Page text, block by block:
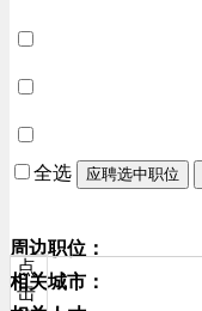
全选
应聘选中职位
周边职位：
相关城市：
点
击